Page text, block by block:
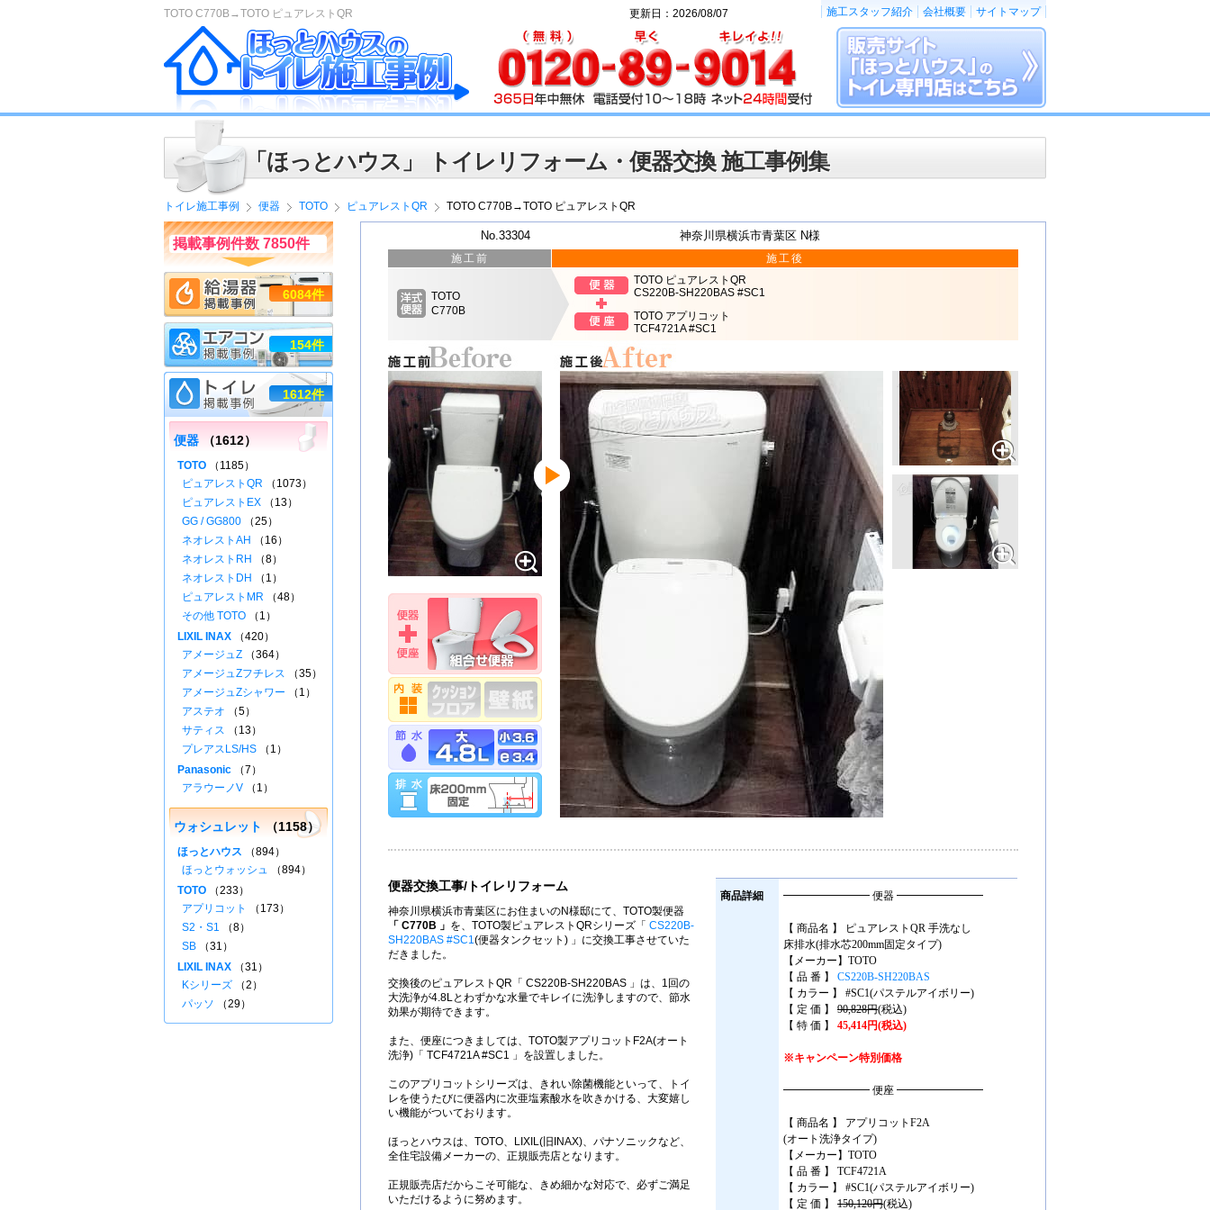
TOTO C770B→TOTO ピュアレストQR
「ほっとハウス」 トイレリフォーム・便器交換 施工事例集
トイレ施工事例 便器 TOTO ピュアレストQR TOTO C770B→TOTO ピュアレストQR
No.33304 神奈川県横浜市青葉区 N様
施工前
TOTO
C770B
施工後
TOTO ピュアレストQR
CS220B-SH220BAS #SC1
TOTO アプリコット
TCF4721A #SC1
便器交換工事/トイレリフォーム
神奈川県横浜市青葉区にお住まいのN様邸にて、TOTO製便器
「 C770B 」 を、TOTO製ピュアレストQRシリーズ「 CS220B-
SH220BAS #SC1(便器タンクセット) 」に交換工事させていた
だきました。
交換後のピュアレストQR「 CS220B-SH220BAS 」は、1回の
大洗浄が4.8Lとわずかな水量でキレイに洗浄しますので、節水
効果が期待できます。
また、便座につきましては、TOTO製アプリコットF2A(オート
洗浄)「 TCF4721A #SC1 」を設置しました。
このアプリコットシリーズは、きれい除菌機能といって、トイ
レを使うたびに便器内に次亜塩素酸水を吹きかける、大変嬉し
い機能がついております。
ほっとハウスは、TOTO、LIXIL(旧INAX)、パナソニックなど、
全住宅設備メーカーの、正規販売店となります。
正規販売店だからこそ可能な、きめ細かな対応で、必ずご満足
いただけるように努めます。
商品詳細 ━━━━━━━━ 便器 ━━━━━━━━
【 商品名 】 ピュアレストQR 手洗なし
床排水(排水芯200mm固定タイプ)
【メーカー】TOTO
【 品 番 】 CS220B-SH220BAS
【 カラー 】 #SC1(パステルアイボリー)
【 定 価 】 90,828円(税込)
【 特 価 】 45,414円(税込)
※キャンペーン特別価格
━━━━━━━━ 便座 ━━━━━━━━
【 商品名 】 アプリコットF2A
(オート洗浄タイプ)
【メーカー】TOTO
【 品 番 】 TCF4721A
【 カラー 】 #SC1(パステルアイボリー)
【 定 価 】 150,120円(税込)
掲載事例件数 7850件
6084件
154件
1612件
便器 （1612）
TOTO （1185）
ピュアレストQR （1073）
ピュアレストEX （13）
GG / GG800 （25）
ネオレストAH
（16）
ネオレストRH
（8）
ネオレストDH
（1）
ピュアレストMR （48）
その他 TOTO （1）
LIXIL INAX （420）
アメージュZ （364）
アメージュZフチレス （35）
アメージュZシャワー （1）
アステオ （5）
サティス （13）
プレアスLS/HS （1）
Panasonic （7）
アラウーノV （1）
ウォシュレット （1158）
ほっとハウス （894）
ほっとウォッシュ （894）
TOTO （233）
アプリコット
（173）
S2・S1 （8）
SB （31）
LIXIL INAX （31）
Kシリーズ （2）
パッソ （29）
更新日：2026/08/07 施工スタッフ紹介 会社概要 サイトマップ